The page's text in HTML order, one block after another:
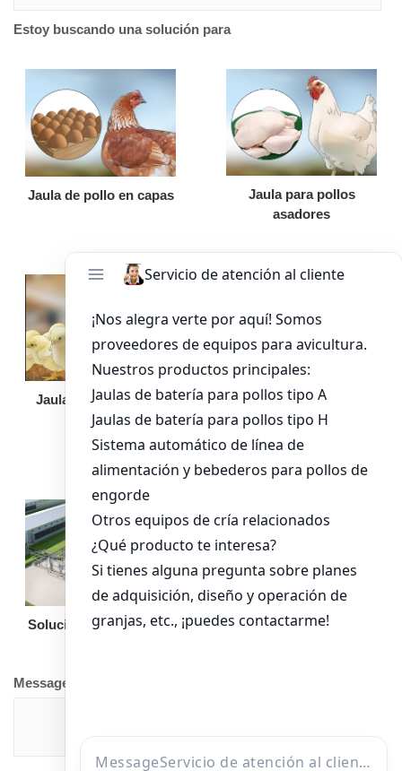
Estoy buscando una solución para
Jaula de pollo en capas
Jaula para pollos
asadores
Jaula de pollo pollita
Bandeja de
alimentación para
pollos de engorde
Solución llave en mano Otro equipo
Message